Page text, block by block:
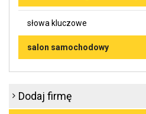
słowa kluczowe
salon samochodowy
Dodaj firmę